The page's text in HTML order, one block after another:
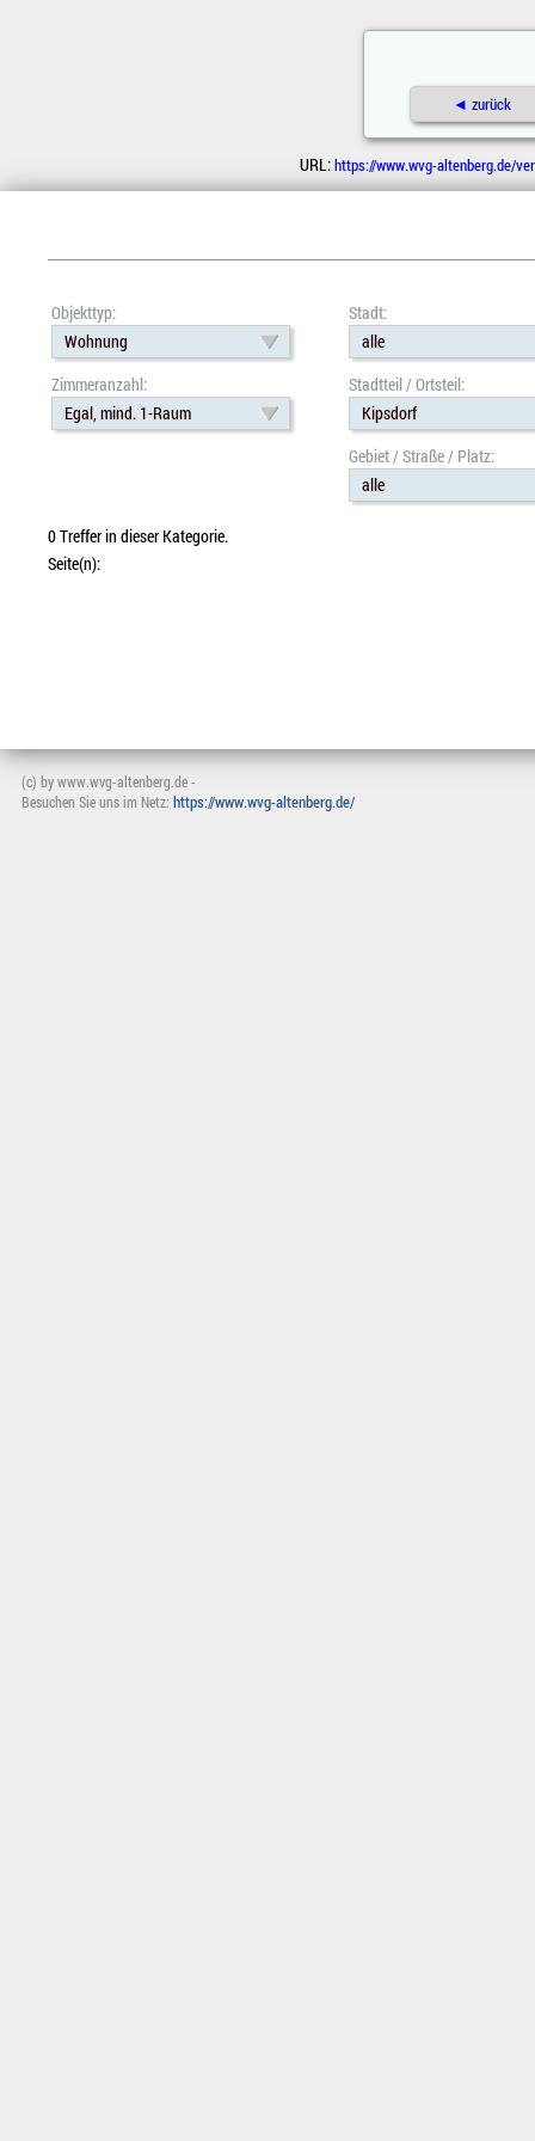
◄ zurück
URL:https://www.wvg-altenberg.de/
Objekttyp:
Wohnung
Zimmeranzahl:
Egal, mind. 1-Raum
Stadt:
alle
Stadtteil / Ortsteil:
Kipsdorf
Gebiet / Straße / Platz:
alle
0 Treffer in dieser Kategorie.
Seite(n):
(c) by www.wvg-altenberg.de -
Besuchen Sie uns im Netz: https://www.wvg-altenberg.de/